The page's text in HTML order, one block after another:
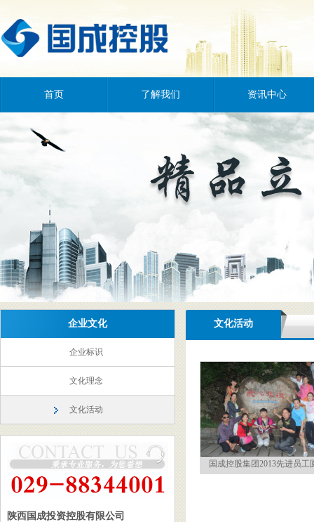
首页 了解我们 资讯中心
企业文化
企业标识
文化理念
文化活动
陕西国成投资控股有限公司
文化活动
国成控股集团2013先进员工